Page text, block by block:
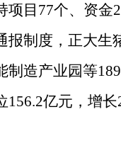
项目 77个、资金
报制度，正大生
制造产业园等189
156.2亿元，增长